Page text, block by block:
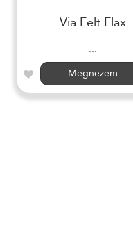
Via Felt Flax
...
Megnézem